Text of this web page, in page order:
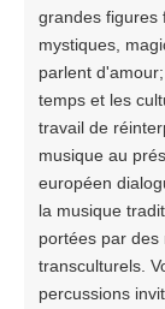
grandes figures
mystiques,
parlent
temps et les
travail de
musique au
européen
la musique
portées par des
transculturels.
percussions